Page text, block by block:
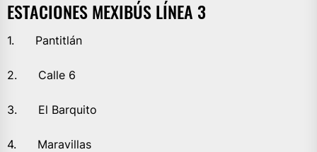
ESTACIONES MEXIBÚS LÍNEA 3
1. Pantitlán
2. Calle 6
3. El Barquito
4. Maravillas